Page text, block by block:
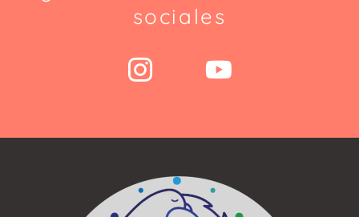
sociales